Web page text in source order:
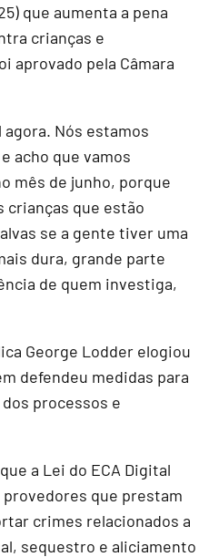
que aumenta a pena
crianças e
aprovado pela Câmara
agora. Nós estamos
acho que vamos
mês de junho, porque
crianças que estão
se a gente tiver uma
dura, grande parte
de quem investiga,
George Lodder elogiou
defendeu medidas para
processos e
a Lei do ECA Digital
provedores que prestam
crimes relacionados a
sequestro e aliciamento